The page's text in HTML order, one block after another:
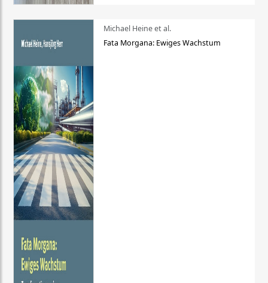
Michael Heine et al.
Fata Morgana: Ewiges Wachstum